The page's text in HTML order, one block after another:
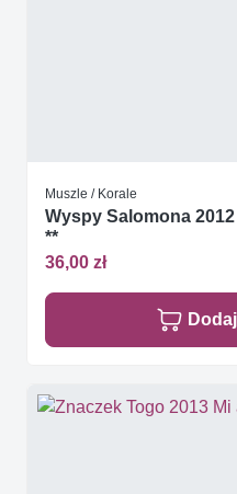
Muszle / Korale
Wyspy Salomona
**
36,00 zł